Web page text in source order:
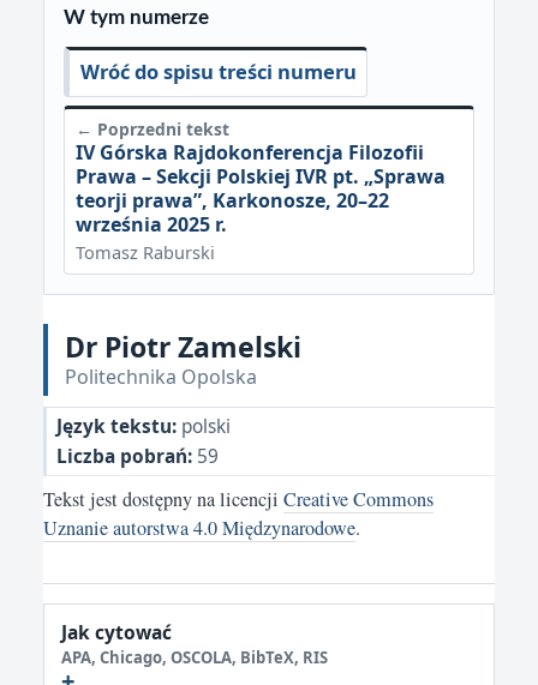
W tym numerze
Wróć do spisu treści numeru
← Poprzedni tekst
IV Górska Rajdokonferencja Filozofii
Prawa – Sekcji Polskiej IVR pt. „Sprawa
teorji prawa”, Karkonosze, 20–22
września 2025 r.
Tomasz Raburski
Dr Piotr Zamelski
Politechnika Opolska
Język tekstu: polski
Liczba pobrań:59
Tekst jest dostępny na licencji Creative Commons
Uznanie autorstwa 4.0 Międzynarodowe.
Jak cytować
APA, Chicago, OSCOLA, BibTeX, RIS